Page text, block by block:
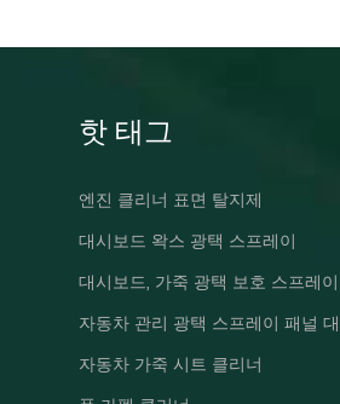
핫 태그
엔진 클리너 표면 탈지제
대시보드 왁스 광택 스프레이
자동차 가죽 시트 클리너